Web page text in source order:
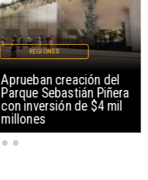
Aprueban creación del
Parque Sebastián Piñera
con inversión de $4 mil
millones
REGIONES